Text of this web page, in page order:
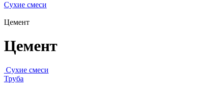
Сухие смеси
Цемент
Цемент
Сухие смеси
Труба